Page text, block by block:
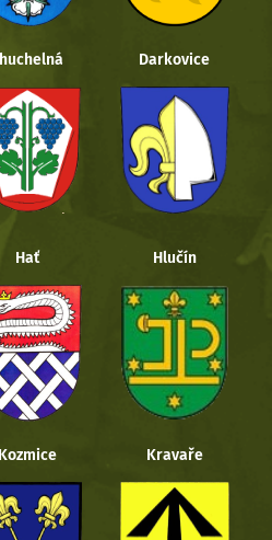
Darkovice
Hať Hlučín
Kozmice Kravaře